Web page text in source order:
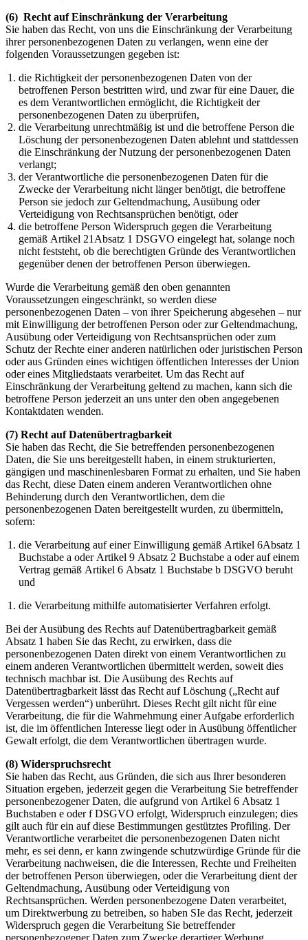
(6) Recht auf Einschränkung der Verarbeitung
Sie haben das Recht, von uns die Einschränkung der Verarbeitung
ihrer personenbezogenen Daten zu verlangen, wenn eine der
folgenden Voraussetzungen gegeben ist:
die Richtigkeit der personenbezogenen Daten von der
betroffenen Person bestritten wird, und zwar für eine Dauer, die
es dem Verantwortlichen ermöglicht, die Richtigkeit der
personenbezogenen Daten zu überprüfen,
die Verarbeitung unrechtmäßig ist und die betroffene Person die
Löschung der personenbezogenen Daten ablehnt und stattdessen
die Einschränkung der Nutzung der personenbezogenen Daten
verlangt;
der Verantwortliche die personenbezogenen Daten für die
Zwecke der Verarbeitung nicht länger benötigt, die betroffene
Person sie jedoch zur Geltendmachung, Ausübung oder
Verteidigung von Rechtsansprüchen benötigt, oder
die betroffene Person Widerspruch gegen die Verarbeitung
gemäß Artikel 21Absatz 1 DSGVO eingelegt hat, solange noch
nicht feststeht, ob die berechtigten Gründe des Verantwortlichen
gegenüber denen der betroffenen Person überwiegen.
Wurde die Verarbeitung gemäß den oben genannten
Voraussetzungen eingeschränkt, so werden diese
personenbezogenen Daten – von ihrer Speicherung abgesehen – nur
mit Einwilligung der betroffenen Person oder zur Geltendmachung,
Ausübung oder Verteidigung von Rechtsansprüchen oder zum
Schutz der Rechte einer anderen natürlichen oder juristischen Person
oder aus Gründen eines wichtigen öffentlichen Interesses der Union
oder eines Mitgliedstaats verarbeitet. Um das Recht auf
Einschränkung der Verarbeitung geltend zu machen, kann sich die
betroffene Person jederzeit an uns unter den oben angegebenen
Kontaktdaten wenden.
(7) Recht auf Datenübertragbarkeit
Sie haben das Recht, die Sie betreffenden personenbezogenen
Daten, die Sie uns bereitgestellt haben, in einem strukturierten,
gängigen und maschinenlesbaren Format zu erhalten, und Sie haben
das Recht, diese Daten einem anderen Verantwortlichen ohne
Behinderung durch den Verantwortlichen, dem die
personenbezogenen Daten bereitgestellt wurden, zu übermitteln,
sofern:
die Verarbeitung auf einer Einwilligung gemäß Artikel 6Absatz 1
Buchstabe a oder Artikel 9 Absatz 2 Buchstabe a oder auf einem
Vertrag gemäß Artikel 6 Absatz 1 Buchstabe b DSGVO beruht
und
die Verarbeitung mithilfe automatisierter Verfahren erfolgt.
Bei der Ausübung des Rechts auf Datenübertragbarkeit gemäß
Absatz 1 haben Sie das Recht, zu erwirken, dass die
personenbezogenen Daten direkt von einem Verantwortlichen zu
einem anderen Verantwortlichen übermittelt werden, soweit dies
technisch machbar ist. Die Ausübung des Rechts auf
Datenübertragbarkeit lässt das Recht auf Löschung („Recht auf
Vergessen werden“) unberührt. Dieses Recht gilt nicht für eine
Verarbeitung, die für die Wahrnehmung einer Aufgabe erforderlich
ist, die im öffentlichen Interesse liegt oder in Ausübung öffentlicher
Gewalt erfolgt, die dem Verantwortlichen übertragen wurde.
(8) Widerspruchsrecht
Sie haben das Recht, aus Gründen, die sich aus Ihrer besonderen
Situation ergeben, jederzeit gegen die Verarbeitung Sie betreffender
personenbezogener Daten, die aufgrund von Artikel 6 Absatz 1
Buchstaben e oder f DSGVO erfolgt, Widerspruch einzulegen; dies
gilt auch für ein auf diese Bestimmungen gestütztes Profiling. Der
Verantwortliche verarbeitet die personenbezogenen Daten nicht
mehr, es sei denn, er kann zwingende schutzwürdige Gründe für die
Verarbeitung nachweisen, die die Interessen, Rechte und Freiheiten
der betroffenen Person überwiegen, oder die Verarbeitung dient der
Geltendmachung, Ausübung oder Verteidigung von
Rechtsansprüchen. Werden personenbezogene Daten verarbeitet,
um Direktwerbung zu betreiben, so haben SIe das Recht, jederzeit
Widerspruch gegen die Verarbeitung Sie betreffender
personenbezogener Daten zum Zwecke derartiger Werbung